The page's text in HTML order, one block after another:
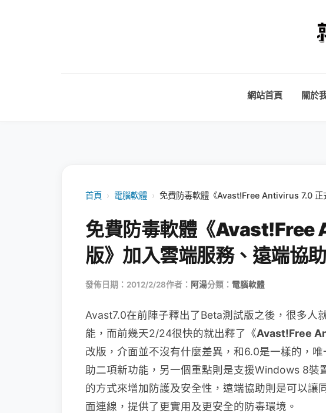
網站首頁 關於
首頁 › 電腦軟體 › 免費防毒軟體《Avast!Free Antivirus 7.0 正
免費防毒軟體《Avast!Free
版》加入雲端服務、遠端協
發佈日期：2012/2/28作者： 阿湯分類： 電腦軟體
Avast7.0在前陣子釋出了Beta測試版之後，很多人
能，而前幾天2/24很快的就出釋了《Avast!Free
改版，介面並不沒有什麼差異，和6.0是一樣的，
助二項新功能，另一個重點則是支援Windows 8裝
的方式來增加防護及安全性，遠端協助則是可以讓
面連線，提供了更實用及更安全的防毒環境。